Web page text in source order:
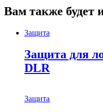
Вам также будет
Защита
Защита для
DLR
Защита